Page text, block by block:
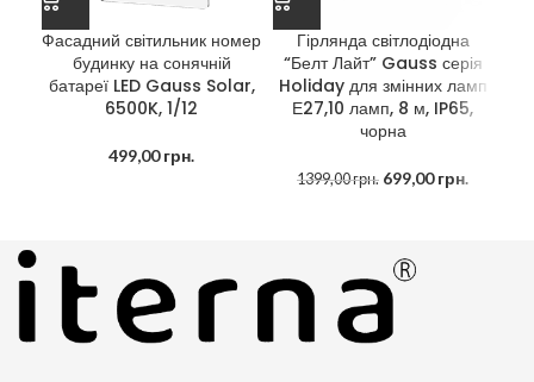
Фасадний світильник номер
будинку на сонячній
батареї LED Gauss Solar,
6500K, 1/12
499,00грн.
Гірлянда світлодіодна
“Белт Лайт” Gauss серія
Holiday для змінних ламп
Е27,10 ламп, 8 м, IP65,
чорна
1399,00грн. 699,00грн.